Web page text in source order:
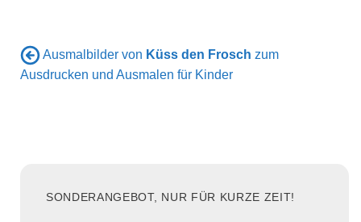
Ausmalbilder von Küss den Frosch zum
Ausdrucken und Ausmalen für Kinder
SONDERANGEBOT, NUR FÜR KURZE ZEIT!